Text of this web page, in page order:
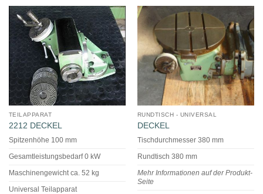
TEILAPPARAT
2212 DECKEL
Spitzenhöhe 100 mm
Gesamtleistungsbedarf 0 kW
Maschinengewicht ca. 52 kg
Universal Teilapparat
RUNDTISCH - UNIVERSAL
DECKEL
Tischdurchmesser 380 mm
Rundtisch 380 mm
Mehr Informationen auf der Produkt-
Seite